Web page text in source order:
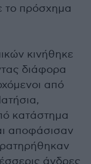
το πρόσχημα
κινήθηκε
διάφορα
από
κατάστημα
αποφάσισαν
άνδρες